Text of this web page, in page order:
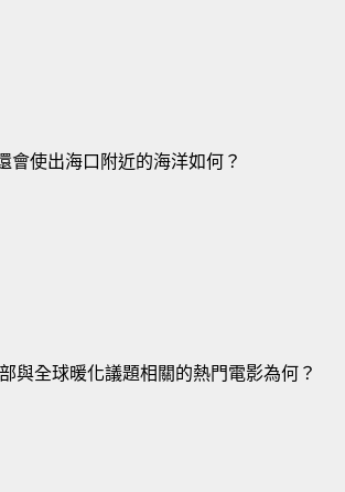
會使出海口附近的海洋如何？
與全球暖化議題相關的熱門電影為何？